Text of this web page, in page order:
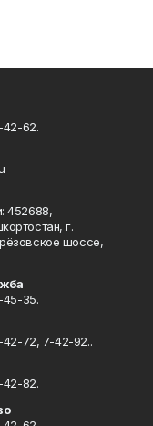
42-62.
452688,
г.
шоссе,
45-35.
42-72, 7-42-92..
42-82.